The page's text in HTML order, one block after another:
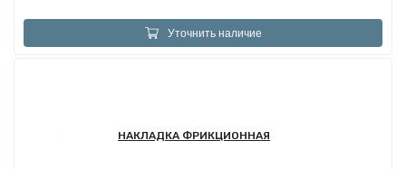
Уточнить наличие
НАКЛАДКА ФРИКЦИОННАЯ